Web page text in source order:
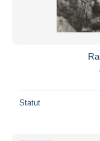
Statut